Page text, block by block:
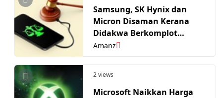
Samsung, SK Hynix dan
Micron Disaman Kerana
Didakwa Berkomplot
Naikkan Harga RAM
Amanz
2 views
Microsoft Naikkan Harga